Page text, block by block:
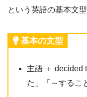
という英語の基本文
基本の文型
主語 ＋ decided
た」「～するこ